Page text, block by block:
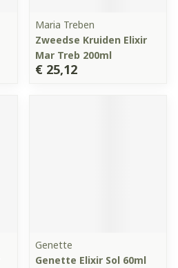
Maria Treben
Zweedse Kruiden Elixir
Mar Treb 200ml
€ 25,12
Genette
Genette Elixir Sol 60ml